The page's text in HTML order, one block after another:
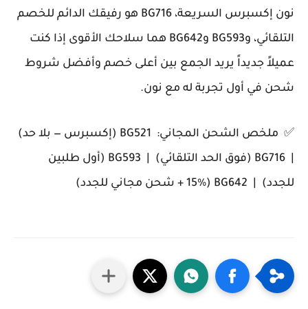
نون إكسبرس السريعة، BG716 هو رفيقك الدائم للخصم
التلقائي، وBG593 وBG642 هما سلاحك الأقوى إذا كنت
عميلاً جديداً يريد الجمع بين أعلى خصم وأفضل شروط
شحن في أول تجربة له مع نون.
✅ ملخص الشحن المجاني: BG521 (إكسبرس — بلا حد)
| BG716 (فوق الحد التلقائي) | BG593 (أول طلبين
للجدد) | BG642 (15% + شحن مجاني للجدد)